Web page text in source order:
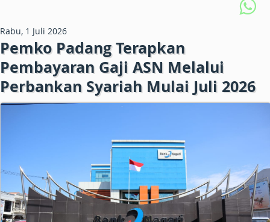
Rabu, 1 Juli 2026
Pemko Padang Terapkan
Pembayaran Gaji ASN Melalui
Perbankan Syariah Mulai Juli 2026